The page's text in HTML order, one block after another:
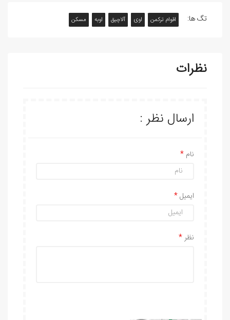
تگ ها: اقوام ترکمن اوی آلاچیق اوبه مسکن
نظرات
ارسال نظر :
نام
ایمیل
نظر